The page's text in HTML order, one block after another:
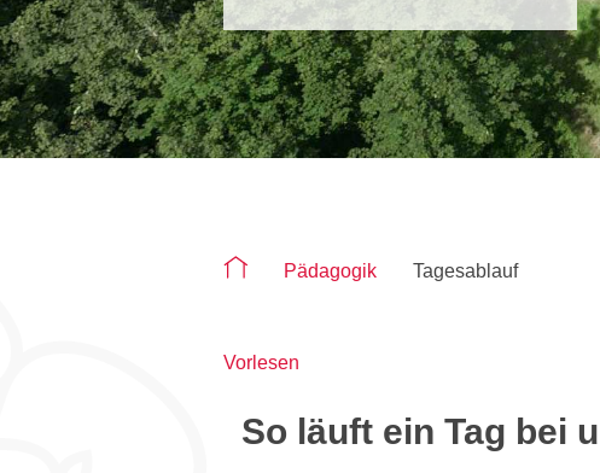
Sie befinden sich auf der Seite "Tagesablauf"
Pädagogik Tagesablauf
Vorlesen
So läuft ein Tag bei